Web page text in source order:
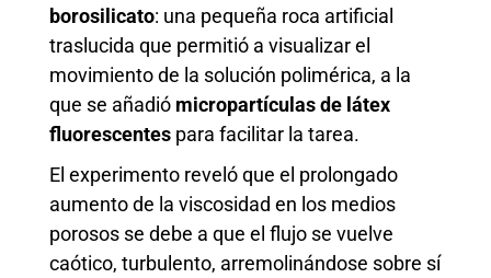
borosilicato: una pequeña roca artificial
traslucida que permitió a visualizar el
movimiento de la solución polimérica, a la
que se añadió micropartículas de látex
fluorescentes para facilitar la tarea.
El experimento reveló que el prolongado
aumento de la viscosidad en los medios
porosos se debe a que el flujo se vuelve
caótico, turbulento, arremolinándose sobre sí